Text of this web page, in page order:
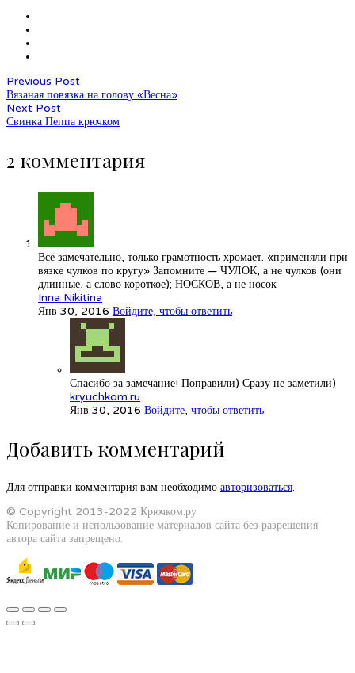
Previous Post
Вязаная повязка на голову «Весна»
Next Post
Свинка Пеппа крючком
2 комментария
Всё замечательно, только грамотность хромает. «применяли при
вязке чулков по кругу» Запомните — ЧУЛОК, а не чулков (они
длинные, а слово короткое); НОСКОВ, а не носок
Inna Nikitina
Янв 30, 2016 Войдите, чтобы ответить
Спасибо за замечание! Поправили) Сразу не заметили)
kryuchkom.ru
Янв 30, 2016 Войдите, чтобы ответить
Добавить комментарий
Для отправки комментария вам необходимо авторизоваться.
© Copyright 2013-2022 Крючком.ру
Копирование и использование материалов сайта без разрешения
автора сайта запрещено.